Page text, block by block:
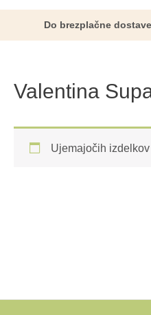
Do brezplačne
Valentina
Ujemajočih